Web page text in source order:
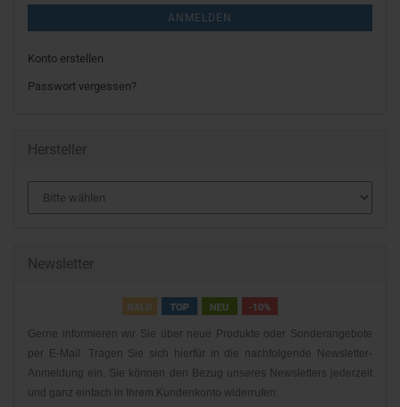
ANMELDEN
Konto erstellen
Passwort vergessen?
Hersteller
Newsletter
Gerne informieren wir Sie über neue Produkte oder Sonderangebote
per E-Mail. Tragen Sie sich hierfür in die nachfolgende Newsletter-
Anmeldung ein. Sie können den Bezug unseres Newsletters jederzeit
und ganz einfach in Ihrem Kundenkonto widerrufen.